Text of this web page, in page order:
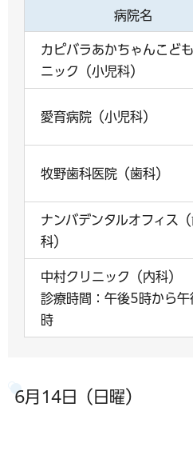
病院名
カピバラあかちゃんこど
ニック（小児科）
愛育病院（小児科）
牧野歯科医院（歯科）
ナンバデンタルオフィス
科）
中村クリニック（内科）
診療時間：午後5時から
時
6月14日（日曜）